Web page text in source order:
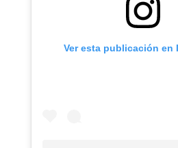
Ver esta publicación en